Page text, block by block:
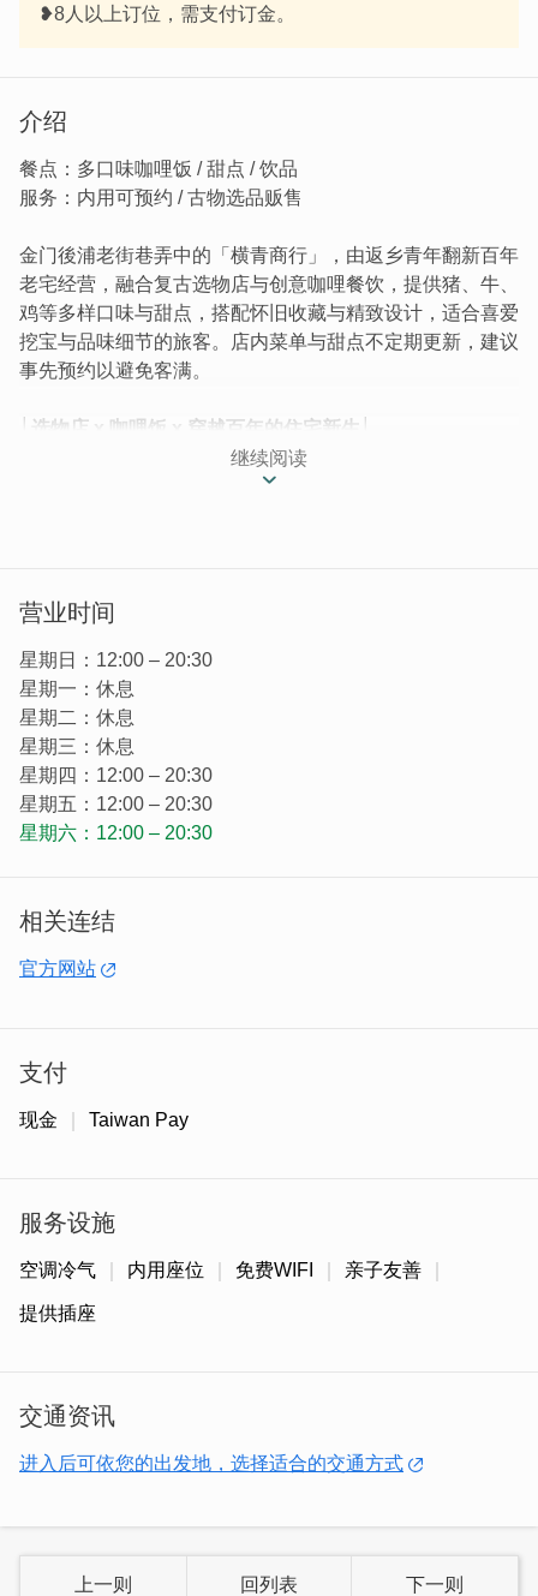
❥8人以上订位，需支付订金。
介绍
餐点：多口味咖哩饭 / 甜点 / 饮品
服务：内用可预约 / 古物选品贩售
金门後浦老街巷弄中的「横青商行」，由返乡青年翻新百年
老宅经营，融合复古选物店与创意咖哩餐饮，提供猪、牛、
鸡等多样口味与甜点，搭配怀旧收藏与精致设计，适合喜爱
挖宝与品味细节的旅客。店内菜单与甜点不定期更新，建议
事先预约以避免客满。
│选物店 x 咖哩饭 x 穿越百年的住宅新生│
近年不少青年返回金门家乡，将「老家」整理一番，亮出新
面貌，位於後浦老街巷弄里的「横青商行」便是其一。历经
唱片/小物、一位爱嚐咖哩到研究起这美味。
细节乐趣的你，来到金门一定要留时间来一趟！有吃有玩，
乐趣满满！
继续阅读
营业时间
星期日：12:00 – 20:30
星期一：休息
星期二：休息
星期三：休息
星期四：12:00 – 20:30
星期五：12:00 – 20:30
星期六：12:00 – 20:30
相关连结
官方网站
支付
现金 Taiwan Pay
服务设施
空调冷气 内用座位 免费WIFI 亲子友善
提供插座
交通资讯
进入后可依您的出发地，选择适合的交通方式
上一则 回列表 下一则